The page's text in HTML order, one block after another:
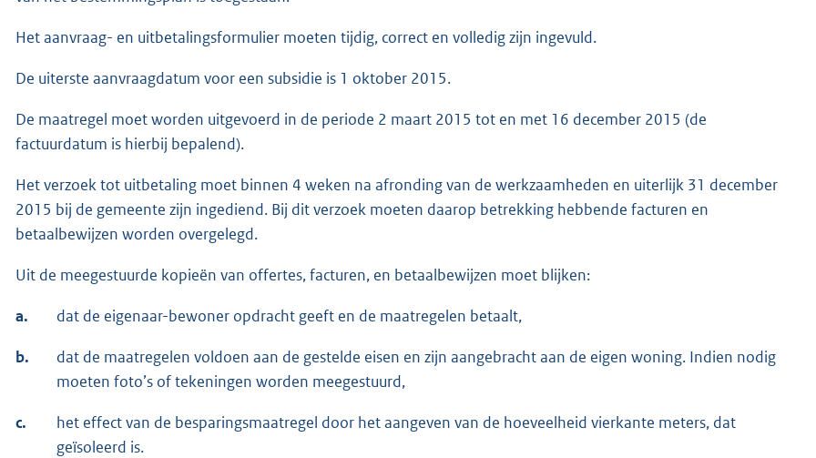
Het aanvraag- en uitbetalingsformulier moeten tijdig, correct en volledig zijn ingevuld.
De uiterste aanvraagdatum voor een subsidie is 1 oktober 2015.
De maatregel moet worden uitgevoerd in de periode 2 maart 2015 tot en met 16 december 2015 (de
factuurdatum is hierbij bepalend).
Het verzoek tot uitbetaling moet binnen 4 weken na afronding van de werkzaamheden en uiterlijk 31 december
2015 bij de gemeente zijn ingediend. Bij dit verzoek moeten daarop betrekking hebbende facturen en
betaalbewijzen worden overgelegd.
Uit de meegestuurde kopieën van offertes, facturen, en betaalbewijzen moet blijken:
a. dat de eigenaar-bewoner opdracht geeft en de maatregelen betaalt,
b.
dat de maatregelen voldoen aan de gestelde eisen en zijn aangebracht aan de eigen woning. Indien nodig
moeten foto’s of tekeningen worden meegestuurd,
c.
het effect van de besparingsmaatregel door het aangeven van de hoeveelheid vierkante meters, dat
geïsoleerd is.